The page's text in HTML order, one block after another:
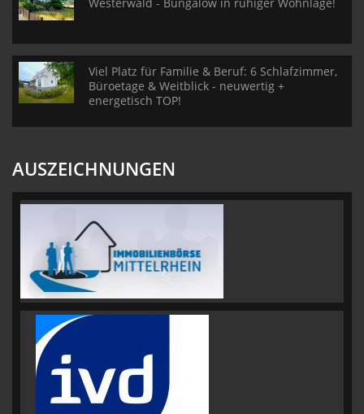
Viel Platz für Familie & Beruf: 6 Schlafzimmer,
Büroetage & Weitblick - neuwertig +
energetisch TOP!
AUSZEICHNUNGEN